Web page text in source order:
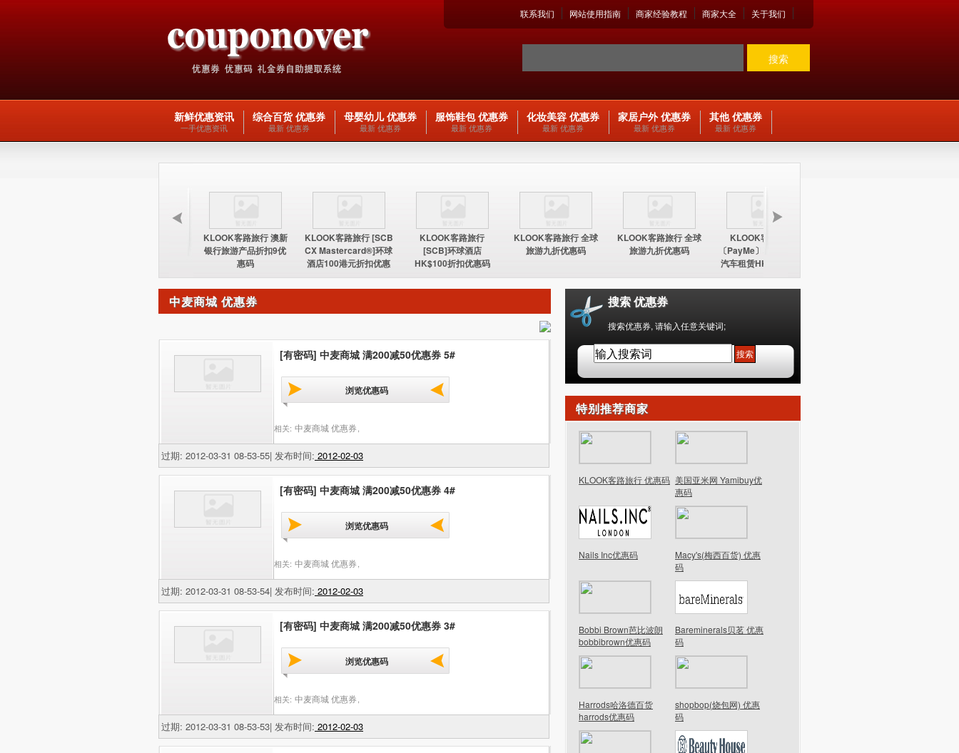
关于我们
商家大全
商家经验教程
网站使用指南
联系我们
搜索
新鲜优惠资讯
一手优惠资讯
综合百货 优惠券
最新 优惠券
母婴幼儿 优惠券
最新 优惠券
服饰鞋包 优惠券
最新 优惠券
化妆美容 优惠券
最新 优惠券
家居户外 优惠券
最新 优惠券
其他 优惠券
最新 优惠券
KLOOK客路旅行 澳新
银行旅游产品折扣9优
惠码
KLOOK客路旅行 [SCB
CX Mastercard®]环球
酒店100港元折扣优惠
码
KLOOK客路旅行
[SCB]环球酒店
HK$100折扣优惠码
KLOOK客路旅行 全球
旅游九折优惠码
KLOOK客路旅行 全球
旅游九折优惠码
KLOOK客路旅行
〔PayMe〕环球酒店及
汽车租赁HK$100折扣
优惠码
中麦商城 优惠券
[有密码] 中麦商城 满200减50优惠券 5#
浏览优惠码
相关: 中麦商城 优惠券
过期: 2012-03-31 08-53-55| 发布时间: 2012-02-03
[有密码] 中麦商城 满200减50优惠券 4#
浏览优惠码
相关: 中麦商城 优惠券
过期: 2012-03-31 08-53-54| 发布时间: 2012-02-03
[有密码] 中麦商城 满200减50优惠券 3#
浏览优惠码
相关: 中麦商城 优惠券
过期: 2012-03-31 08-53-53| 发布时间: 2012-02-03
搜索 优惠券
搜索优惠券, 请输入任意关键词;
特别推荐商家
KLOOK客路旅行 优惠码 美国亚米网 Yamibuy优
惠码
Nails Inc优惠码
Macy's(梅西百货) 优惠
码
Bobbi Brown芭比波朗
bobbibrown优惠码
Bareminerals贝茗 优惠
码
Harrods哈洛德百货
harrods优惠码
shopbop(烧包网) 优惠
码